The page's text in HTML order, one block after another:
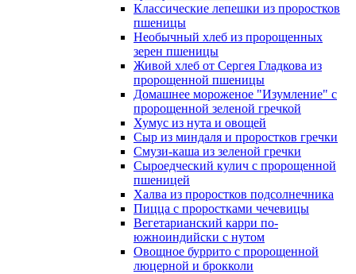
Классические лепешки из проростков
пшеницы
Необычный хлеб из пророщенных
зерен пшеницы
Живой хлеб от Сергея Гладкова из
пророщенной пшеницы
Домашнее мороженое "Изумление" с
пророщенной зеленой гречкой
Хумус из нута и овощей
Сыр из миндаля и проростков гречки
Смузи-каша из зеленой гречки
Сыроедческий кулич с пророщенной
пшеницей
Халва из проростков подсолнечника
Пицца с проростками чечевицы
Вегетарианский карри по-
южноиндийски с нутом
Овощное буррито с пророщенной
люцерной и брокколи